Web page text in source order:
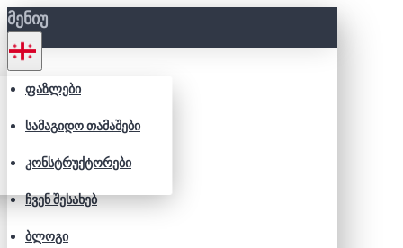
ᲛᲔᲜᲘᲣ
ᲤᲐᲖᲚᲔᲑᲘ
ᲡᲐᲛᲐᲒᲘᲓᲝ ᲗᲐᲛᲐᲨᲔᲑᲘ
ᲙᲝᲜᲡᲢᲠᲣᲥᲢᲝᲠᲔᲑᲘ
ᲩᲕᲔᲜ ᲨᲔᲡᲐᲮᲔᲑ
ᲑᲚᲝᲒᲘ